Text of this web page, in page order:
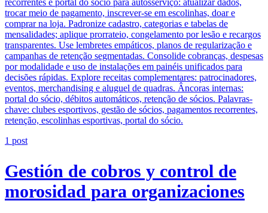
trocar meio de pagamento, inscrever-se em escolinhas, doar e
comprar na loja. Padronize cadastro, categorias e tabelas de
mensalidades; aplique prorrateio, congelamento por lesão e recargos
transparentes. Use lembretes empáticos, planos de regularização e
campanhas de retenção segmentadas. Consolide cobranças, despesas
por modalidade e uso de instalações em painéis unificados para
decisões rápidas. Explore receitas complementares: patrocinadores,
eventos, merchandising e aluguel de quadras. Âncoras internas:
portal do sócio, débitos automáticos, retenção de sócios. Palavras-
chave: clubes esportivos, gestão de sócios, pagamentos recorrentes,
retenção, escolinhas esportivas, portal do sócio.
1 post
Gestión de cobros y control de
morosidad para organizaciones